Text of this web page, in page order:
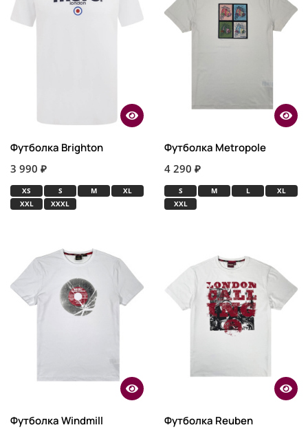
Футболка Brighton
3 990 ₽
XS S M
XL
XXL
XXXL
Футболка Metropole
4 290 ₽
S M L
XL
XXL
Футболка Windmill Футболка Reuben